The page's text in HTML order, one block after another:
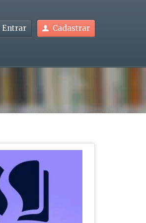
Entrar Cadastrar